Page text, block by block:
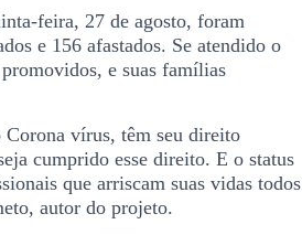
feira, 27 de agosto, foram
e 156 afastados. Se atendido o
e suas famílias
Corona vírus, têm seu direito
cumprido esse direito. E o status
que arriscam suas vidas todos
autor do projeto.